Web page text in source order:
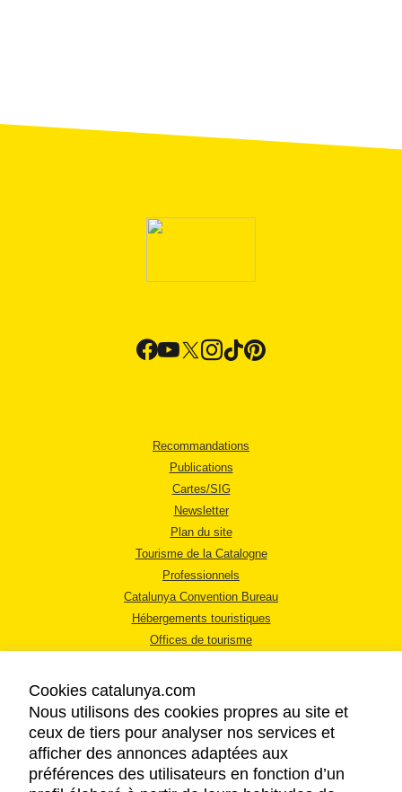
Recommandations
Publications
Cartes/SIG
Newsletter
Plan du site
Tourisme de la Catalogne
Professionnels
Catalunya Convention Bureau
Hébergements touristiques
Offices de tourisme
MENTIONS LÉGALES
RÈGLES DE CONFIDENTIALITÉ
Cookies catalunya.com
Nous utilisons des cookies propres au site et
ceux de tiers pour analyser nos services et
afficher des annonces adaptées aux
préférences des utilisateurs en fonction d’un